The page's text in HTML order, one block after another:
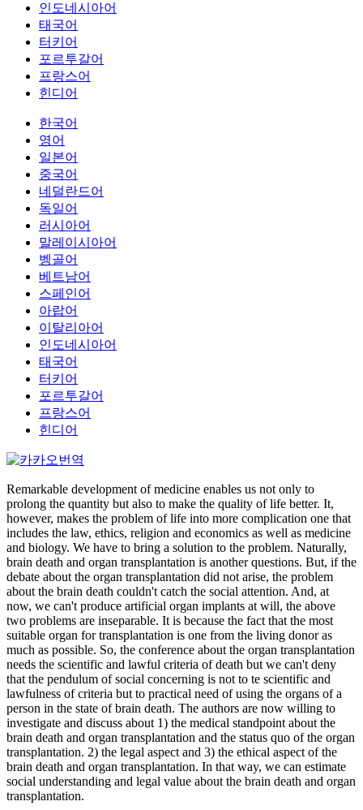
인도네시아어
태국어
터키어
포르투갈어
프랑스어
힌디어
한국어
영어
일본어
중국어
네덜란드어
독일어
러시아어
말레이시아어
벵골어
베트남어
스페인어
아랍어
이탈리아어
인도네시아어
태국어
터키어
포르투갈어
프랑스어
힌디어
Remarkable development of medicine enables us not only to
prolong the quantity but also to make the quality of life better. It,
however, makes the problem of life into more complication one that
includes the law, ethics, religion and economics as well as medicine
and biology. We have to bring a solution to the problem. Naturally,
brain death and organ transplantation is another questions. But, if the
debate about the organ transplantation did not arise, the problem
about the brain death couldn't catch the social attention. And, at
now, we can't produce artificial organ implants at will, the above
two problems are inseparable. It is because the fact that the most
suitable organ for transplantation is one from the living donor as
much as possible. So, the conference about the organ transplantation
needs the scientific and lawful criteria of death but we can't deny
that the pendulum of social concerning is not to te scientific and
lawfulness of criteria but to practical need of using the organs of a
person in the state of brain death. The authors are now willing to
investigate and discuss about 1) the medical standpoint about the
brain death and organ transplantation and the status quo of the organ
transplantation. 2) the legal aspect and 3) the ethical aspect of the
brain death and organ transplantation. In that way, we can estimate
social understanding and legal value about the brain death and organ
transplantation.